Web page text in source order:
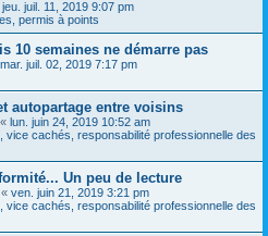
jeu. juil. 11, 2019 9:07 pm
permis à points
10 semaines ne démarre pas
mar. juil. 02, 2019 7:17 pm
autopartage entre voisins
« lun. juin 24, 2019 10:52 am
vice cachés, responsabilité professionnelle des
Un peu de lecture
« ven. juin 21, 2019 3:21 pm
vice cachés, responsabilité professionnelle des